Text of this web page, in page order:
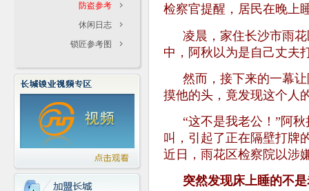
防盗参考
休闲日志
锁匠参考图
检察官提醒，居民在晚上
凌晨，家住长沙市雨
中，阿秋以为是自己丈夫
然而，接下来的一幕
摸他的头，竟发现这个人
“这不是我老公！”阿
叫，引起了正在隔壁打牌
近日，雨花区检察院以涉
突然发现床上睡的不